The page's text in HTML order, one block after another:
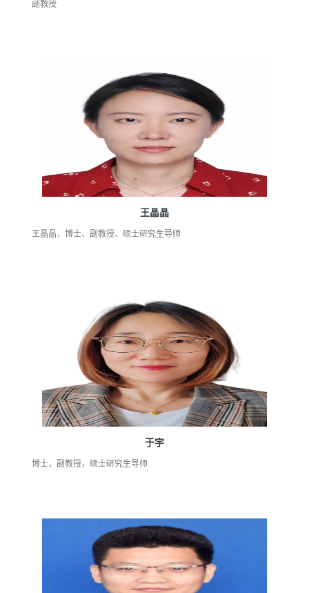
副教授
王晶晶
王晶晶，博士、副教授、硕士研究生导师
于宇
博士，副教授，硕士研究生导师